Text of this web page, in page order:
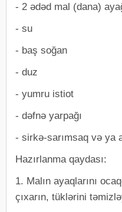
- 2 ədəd mal (dana)
- su
- baş soğan
- duz
- yumru istiot
- dəfnə yarpağı
- sirkə-sarımsaq və ya
Hazırlanma qaydası:
1. Malın ayaqlarını
çıxarın, tüklərini